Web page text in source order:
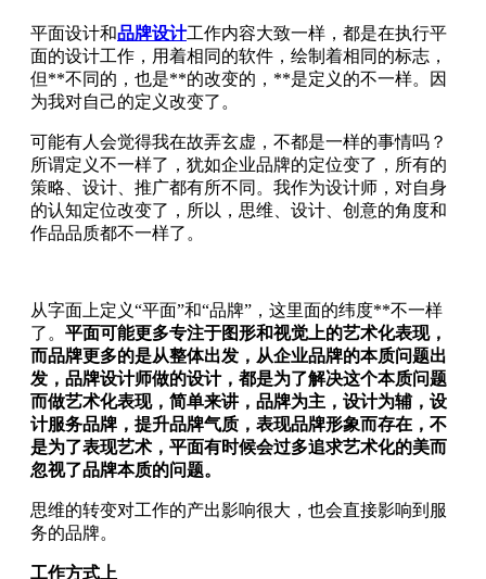
平面设计和品牌设计工作内容大致一样，都是在执行平
面的设计工作，用着相同的软件，绘制着相同的标志，
但**不同的，也是**的改变的，**是定义的不一样。因
为我对自己的定义改变了。
可能有人会觉得我在故弄玄虚，不都是一样的事情吗？
所谓定义不一样了，犹如企业品牌的定位变了，所有的
策略、设计、推广都有所不同。我作为设计师，对自身
的认知定位改变了，所以，思维、设计、创意的角度和
作品品质都不一样了。
从字面上定义“平面”和“品牌”，这里面的纬度**不一样
了。 平面可能更多专注于图形和视觉上的艺术化表现，
而品牌更多的是从整体出发，从企业品牌的本质问题出
发，品牌设计师做的设计，都是为了解决这个本质问题
而做艺术化表现，简单来讲，品牌为主，设计为辅，设
计服务品牌，提升品牌气质，表现品牌形象而存在，不
是为了表现艺术，平面有时候会过多追求艺术化的美而
忽视了品牌本质的问题。
思维的转变对工作的产出影响很大，也会直接影响到服
务的品牌。
工作方式上